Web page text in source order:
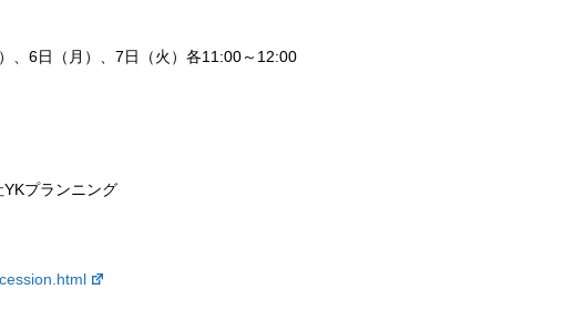
、6日（月）、7日（火）各11:00～12:00
プランニング